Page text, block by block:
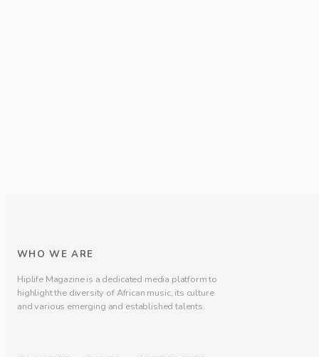
WHO WE ARE
Hiplife Magazine is a dedicated media platform to
highlight the diversity of African music, its culture
and various emerging and established talents.